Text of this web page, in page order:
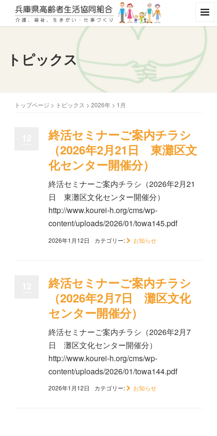
トピックス
トップページ > トピックス > 2026年 > 1月
終活セミナーご案内チラシ
（2026年2月21日 東灘区文
化センター開催分）
終活セミナーご案内チラシ（2026年2月21
日 東灘区文化センター開催分）
http://www.kourei-h.org/cms/wp-
content/uploads/2026/01/towa145.pdf
2026年1月12日 カテゴリー: お知らせ
終活セミナーご案内チラシ
（2026年2月7日 灘区文化
センター開催分）
終活セミナーご案内チラシ（2026年2月7
日 灘区文化センター開催分）
http://www.kourei-h.org/cms/wp-
content/uploads/2026/01/towa144.pdf
2026年1月12日 カテゴリー: お知らせ